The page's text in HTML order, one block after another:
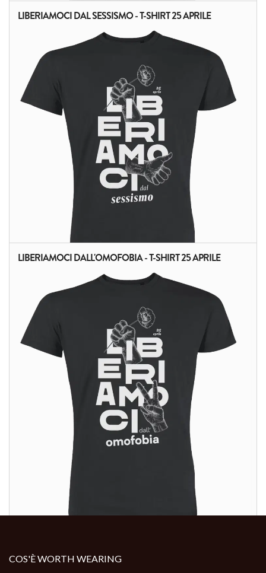
ALTRI PRODOTTI:
LIBERIAMOCI DAL SESSISMO - T-SHIRT 25 APRILE
ALTRI PRODOTTI:
LIBERIAMOCI DALL'OMOFOBIA - T-SHIRT 25 APRILE
COS'È WORTH WEARING